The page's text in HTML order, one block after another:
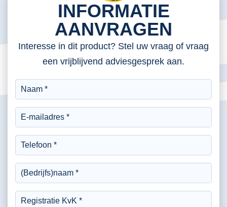
INFORMATIE
AANVRAGEN
Interesse in dit product? Stel uw vraag of vraag
een vrijblijvend adviesgesprek aan.